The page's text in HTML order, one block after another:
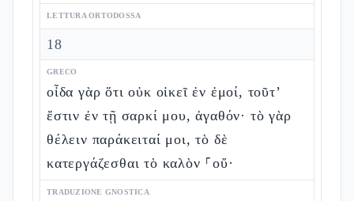
LETTURA ORTODOSSA
18
GRECO
οἶδα γὰρ ὅτι οὐκ οἰκεῖ ἐν ἐμοί, τοῦτ’
ἔστιν ἐν τῇ σαρκί μου, ἀγαθόν· τὸ γὰρ
θέλειν παράκειταί μοι, τὸ δὲ
κατεργάζεσθαι τὸ καλὸν ⸀οὔ·
TRADUZIONE GNOSTICA